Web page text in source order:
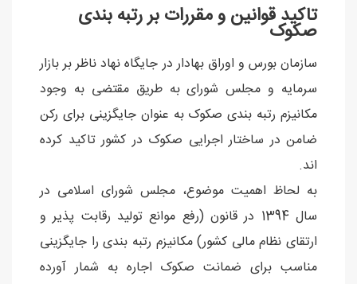
تاکید قوانین و مقررات بر رتبه بندی
صکوک
سازمان بورس و اوراق بهادار در جایگاه نهاد ناظر بر بازار
سرمایه و مجلس شورای به طریق مقتضی به وجود
مکانیزم رتبه بندی صکوک به عنوان جایگزینی برای رکن
ضامن در ساختار اجرایی صکوک در کشور تاکید کرده
اند.
به لحاظ اهمیت موضوع، مجلس شورای اسلامی در
سال 1394 در قانون (رفع موانع تولید رقابت پذیر و
ارتقای نظام مالی کشور) مکانیزم رتبه بندی را جایگزینی
مناسب برای ضمانت صکوک اجاره به شمار آورده